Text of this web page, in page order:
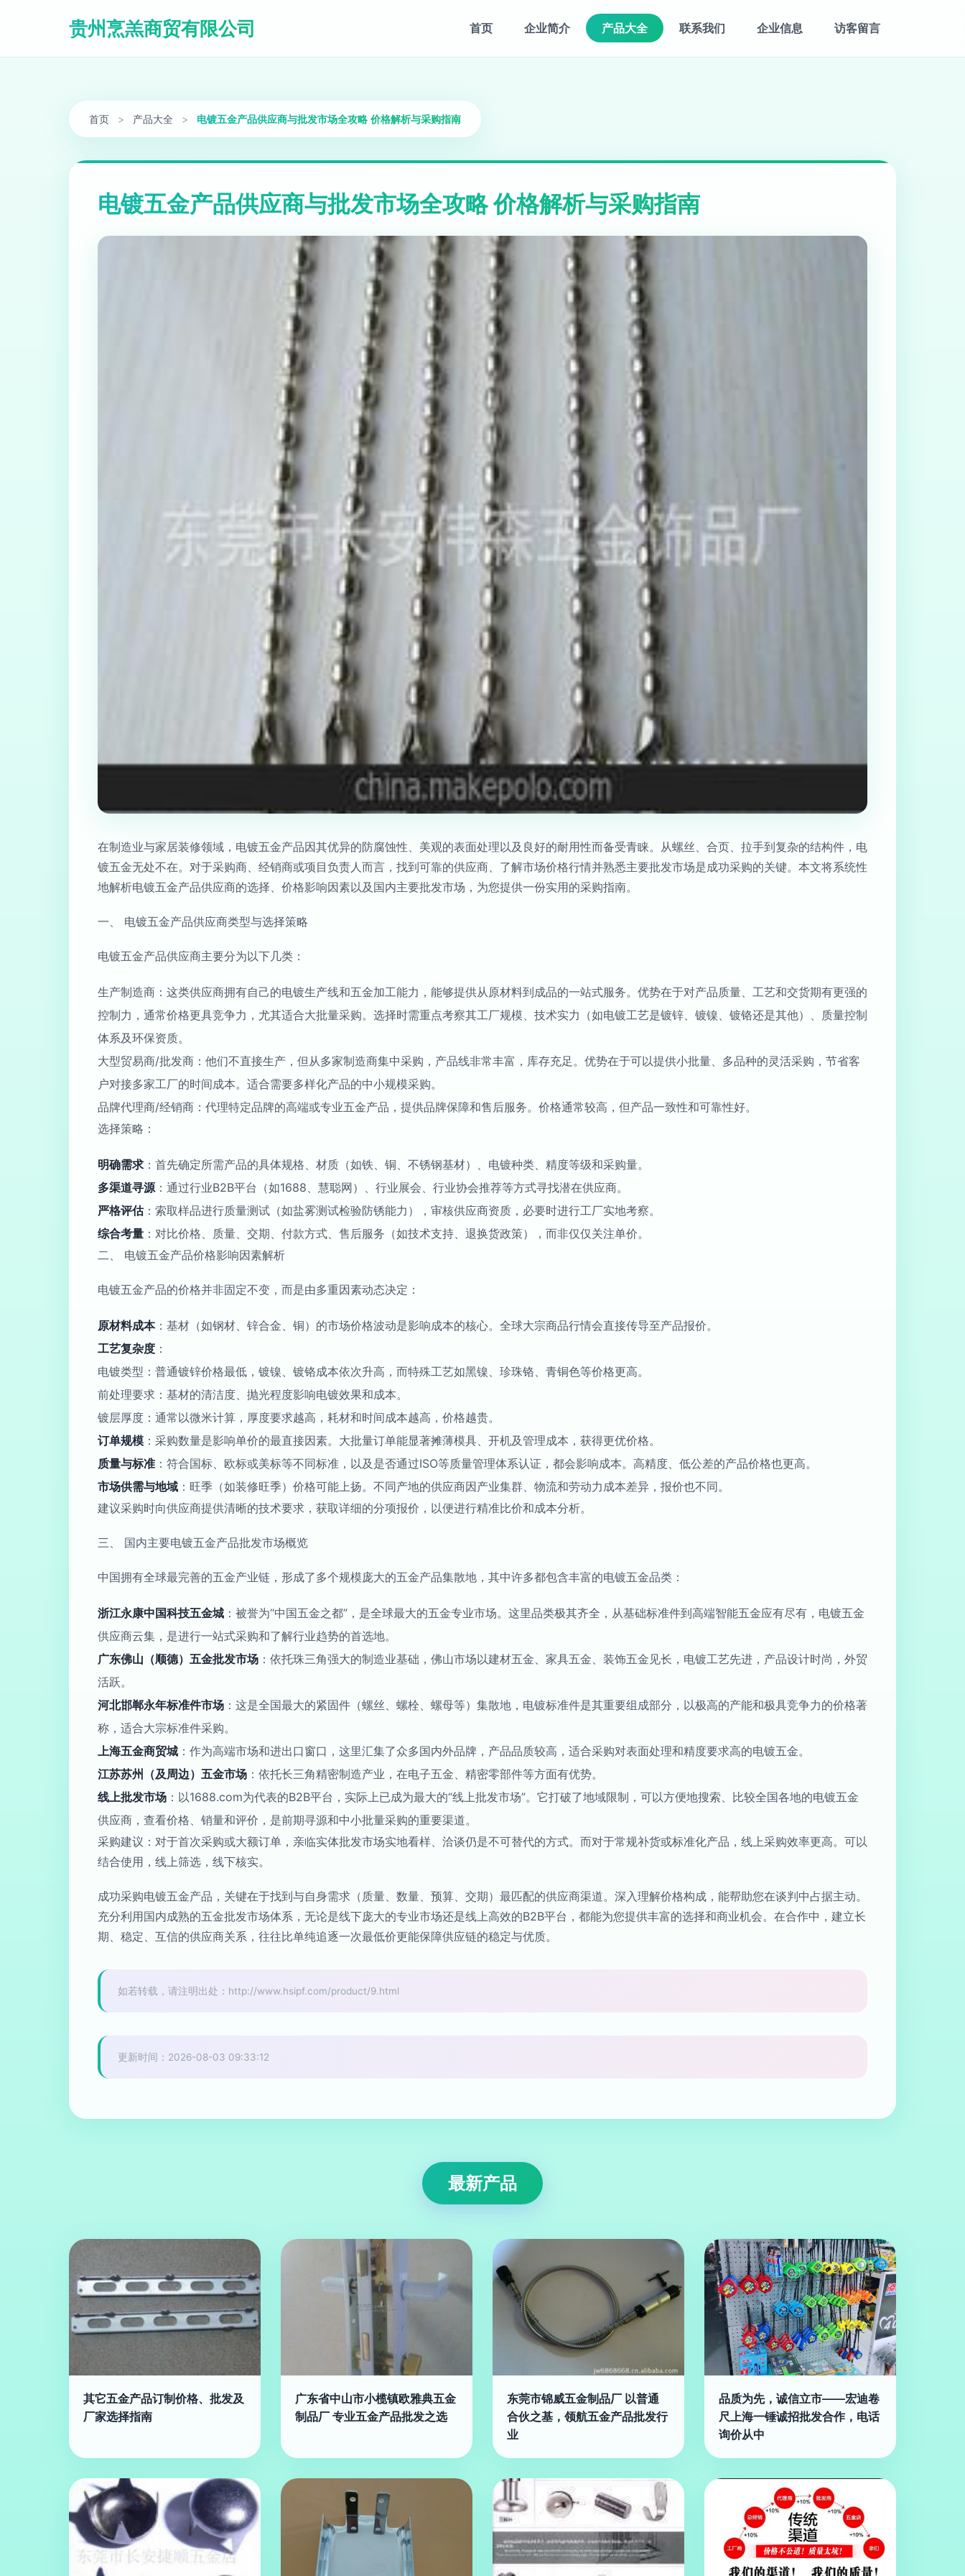
贵州烹羔商贸有限公司 首页 企业简介 产品大全 联系我们 企业信息 访客留言
首页 > 产品大全 > 电镀五金产品供应商与批发市场全攻略 价格解析与采购指南
电镀五金产品供应商与批发市场全攻略 价格解析与采购指南
在制造业与家居装修领域，电镀五金产品因其优异的防腐蚀性、美观的表面处理以及良好的耐用性而备受青睐。从螺丝、合页、拉手到复杂的结构件，电
镀五金无处不在。对于采购商、经销商或项目负责人而言，找到可靠的供应商、了解市场价格行情并熟悉主要批发市场是成功采购的关键。本文将系统性
地解析电镀五金产品供应商的选择、价格影响因素以及国内主要批发市场，为您提供一份实用的采购指南。
一、 电镀五金产品供应商类型与选择策略
电镀五金产品供应商主要分为以下几类：
生产制造商：这类供应商拥有自己的电镀生产线和五金加工能力，能够提供从原材料到成品的一站式服务。优势在于对产品质量、工艺和交货期有更强的
控制力，通常价格更具竞争力，尤其适合大批量采购。选择时需重点考察其工厂规模、技术实力（如电镀工艺是镀锌、镀镍、镀铬还是其他）、质量控制
体系及环保资质。
大型贸易商/批发商：他们不直接生产，但从多家制造商集中采购，产品线非常丰富，库存充足。优势在于可以提供小批量、多品种的灵活采购，节省客
户对接多家工厂的时间成本。适合需要多样化产品的中小规模采购。
品牌代理商/经销商：代理特定品牌的高端或专业五金产品，提供品牌保障和售后服务。价格通常较高，但产品一致性和可靠性好。
选择策略：
明确需求 ：首先确定所需产品的具体规格、材质（如铁、铜、不锈钢基材）、电镀种类、精度等级和采购量。
多渠道寻源：通过行业B2B平台（如1688、慧聪网）、行业展会、行业协会推荐等方式寻找潜在供应商。
严格评估：索取样品进行质量测试（如盐雾测试检验防锈能力），审核供应商资质，必要时进行工厂实地考察。
综合考量 ：对比价格、质量、交期、付款方式、售后服务（如技术支持、退换货政策），而非仅仅关注单价。
二、 电镀五金产品价格影响因素解析
电镀五金产品的价格并非固定不变，而是由多重因素动态决定：
原材料成本：基材（如钢材、锌合金、铜）的市场价格波动是影响成本的核心。全球大宗商品行情会直接传导至产品报价。
工艺复杂度 ：
电镀类型：普通镀锌价格最低，镀镍、镀铬成本依次升高，而特殊工艺如黑镍、珍珠铬、青铜色等价格更高。
前处理要求：基材的清洁度、抛光程度影响电镀效果和成本。
镀层厚度：通常以微米计算，厚度要求越高，耗材和时间成本越高，价格越贵。
订单规模 ：采购数量是影响单价的最直接因素。大批量订单能显著摊薄模具、开机及管理成本，获得更优价格。
质量与标准 ：符合国标、欧标或美标等不同标准，以及是否通过ISO等质量管理体系认证，都会影响成本。高精度、低公差的产品价格也更高。
市场供需与地域 ：旺季（如装修旺季）价格可能上扬。不同产地的供应商因产业集群、物流和劳动力成本差异，报价也不同。
建议采购时向供应商提供清晰的技术要求，获取详细的分项报价，以便进行精准比价和成本分析。
三、 国内主要电镀五金产品批发市场概览
中国拥有全球最完善的五金产业链，形成了多个规模庞大的五金产品集散地，其中许多都包含丰富的电镀五金品类：
浙江永康中国科技五金城 ：被誉为“中国五金之都”，是全球最大的五金专业市场。这里品类极其齐全，从基础标准件到高端智能五金应有尽有，电镀五金
供应商云集，是进行一站式采购和了解行业趋势的首选地。
广东佛山（顺德）五金批发市场 ：依托珠三角强大的制造业基础，佛山市场以建材五金、家具五金、装饰五金见长，电镀工艺先进，产品设计时尚，外贸
活跃。
河北邯郸永年标准件市场 ：这是全国最大的紧固件（螺丝、螺栓、螺母等）集散地，电镀标准件是其重要组成部分，以极高的产能和极具竞争力的价格著
称，适合大宗标准件采购。
上海五金商贸城 ：作为高端市场和进出口窗口，这里汇集了众多国内外品牌，产品品质较高，适合采购对表面处理和精度要求高的电镀五金。
江苏苏州（及周边）五金市场 ：依托长三角精密制造产业，在电子五金、精密零部件等方面有优势。
线上批发市场 ：以1688.com为代表的B2B平台，实际上已成为最大的“线上批发市场”。它打破了地域限制，可以方便地搜索、比较全国各地的电镀五金
供应商，查看价格、销量和评价，是前期寻源和中小批量采购的重要渠道。
采购建议：对于首次采购或大额订单，亲临实体批发市场实地看样、洽谈仍是不可替代的方式。而对于常规补货或标准化产品，线上采购效率更高。可以
结合使用，线上筛选，线下核实。
成功采购电镀五金产品，关键在于找到与自身需求（质量、数量、预算、交期）最匹配的供应商渠道。深入理解价格构成，能帮助您在谈判中占据主动。
充分利用国内成熟的五金批发市场体系，无论是线下庞大的专业市场还是线上高效的B2B平台，都能为您提供丰富的选择和商业机会。在合作中，建立长
期、稳定、互信的供应商关系，往往比单纯追逐一次最低价更能保障供应链的稳定与优质。
如若转载，请注明出处：http://www.hsipf.com/product/9.html
更新时间：2026-08-03 09:33:12
最新产品
其它五金产品订制价格、批发及
厂家选择指南
广东省中山市小榄镇欧雅典五金
制品厂 专业五金产品批发之选
东莞市锦威五金制品厂 以普通
合伙之基，领航五金产品批发行
业
品质为先，诚信立市——宏迪卷
尺上海一锤诚招批发合作，电话
询价从中